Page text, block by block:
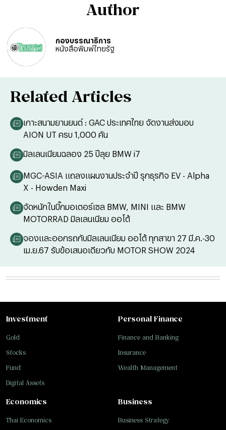
Author
กองบรรณาธิการ
หนังสือพิมพ์ไทยรัฐ
Related Articles
เกาะสนามยานยนต์ : GAC ประเทศไทย จัดงานส่งมอบ
AION UT ครบ 1,000 คัน
มิลเลนเนียมฉลอง 25 ปีลุย BMW i7
MGC-ASIA แถลงแผนงานประจำปี รุกธุรกิจ EV - Alpha
X - Howden Maxi
จัดหนักในบิ๊กมอเตอร์เซล BMW, MINI และ BMW
MOTORRAD มิลเลนเนียม ออโต้
จองและออกรถกับมิลเลนเนียม ออโต้ ทุกสาขา 27 มี.ค.-30
เม.ย.67 รับข้อเสนอเดียวกับ MOTOR SHOW 2024
Investment
Gold
Stocks
Fund
Digital Assets
Personal Finance
Finance and Banking
Insurance
Wealth Management
Business
Business Strategy
Economics
Thai Economics